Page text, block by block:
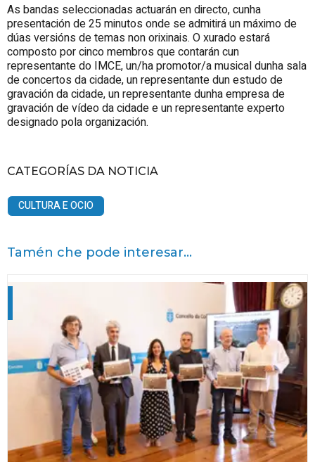
As bandas seleccionadas actuarán en directo, cunha
presentación de 25 minutos onde se admitirá un máximo de
dúas versións de temas non orixinais. O xurado estará
composto por cinco membros que contarán cun
representante do IMCE, un/ha promotor/a musical dunha sala
de concertos da cidade, un representante dun estudo de
gravación da cidade, un representante dunha empresa de
gravación de vídeo da cidade e un representante experto
designado pola organización.
CATEGORÍAS DA NOTICIA
CULTURA E OCIO
Tamén che pode interesar...